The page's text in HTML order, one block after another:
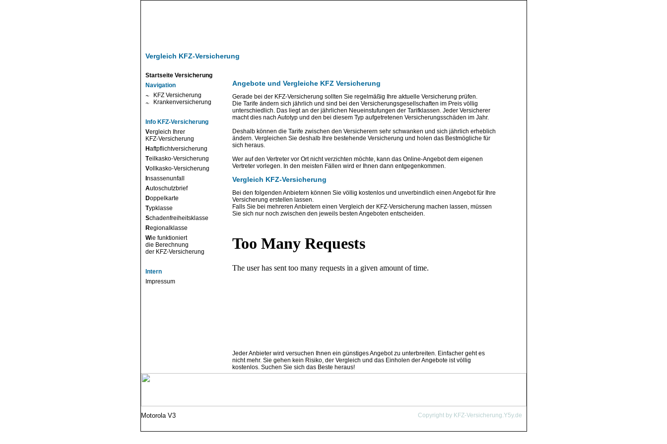
Vergleich KFZ-Versicherung
Startseite Versicherung
Navigation
KFZ Versicherung
Krankenversicherung
Info KFZ-Versicherung
Vergleich Ihrer
KFZ-Versicherung
Haftpflichtversicherung
Teilkasko-Versicherung
Vollkasko-Versicherung
nsassenunfall
Autoschutzbrief
Doppelkarte
Typklasse
Schadenfreiheitsklasse
Regionalklasse
Wie funktioniert
die Berechnung
der KFZ-Versicherung
Intern
Impressum
Angebote und Vergleiche KFZ Versicherung
Gerade bei der KFZ-Versicherung sollten Sie regelmäßig Ihre aktuelle Versicherung prüfen.
Die Tarife ändern sich jährlich und sind bei den Versicherungsgesellschaften im Preis völlig
unterschiedlich. Das liegt an der jährlichen Neueinstufungen der Tarifklassen. Jeder Versicherer
macht dies nach Autotyp und den bei diesem Typ aufgetretenen Versicherungsschäden im Jahr.
Deshalb können die Tarife zwischen den Versicherern sehr schwanken und sich jährlich erheblich
ändern. Vergleichen Sie deshalb Ihre bestehende Versicherung und holen das Bestmögliche für
sich heraus.
Wer auf den Vertreter vor Ort nicht verzichten möchte, kann das Online-Angebot dem eigenen
Vertreter vorlegen. In den meisten Fällen wird er Ihnen dann entgegenkommen.
Vergleich KFZ-Versicherung
Bei den folgenden Anbietern können Sie völlig kostenlos und unverbindlich einen Angebot für Ihre
Versicherung erstellen lassen.
Falls Sie bei mehreren Anbietern einen Vergleich der KFZ-Versicherung machen lassen, müssen
Sie sich nur noch zwischen den jeweils besten Angeboten entscheiden.
Jeder Anbieter wird versuchen Ihnen ein günstiges Angebot zu unterbreiten. Einfacher geht es
nicht mehr. Sie gehen kein Risiko, der Vergleich und das Einholen der Angebote ist völlig
kostenlos. Suchen Sie sich das Beste heraus!
Motorola V3 Copyright by KFZ-Versicherung.Y5y.de